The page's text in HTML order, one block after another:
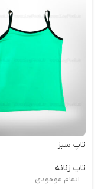
تاپ سبز
تاپ زنانه
اتمام موجودی